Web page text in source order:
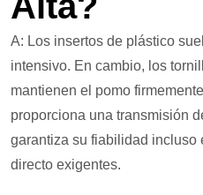
A: Los insertos de plástico
intensivo. En cambio, los
mantienen el pomo
proporciona una transmisión
garantiza su fiabilidad incluso
directo exigentes.